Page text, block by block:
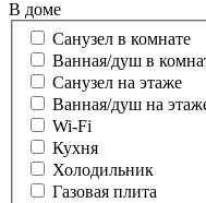
В доме
Санузел в комнате
Ванная/душ в
Санузел на этаже
Ванная/душ на
Wi-Fi
Кухня
Холодильник
Газовая плита